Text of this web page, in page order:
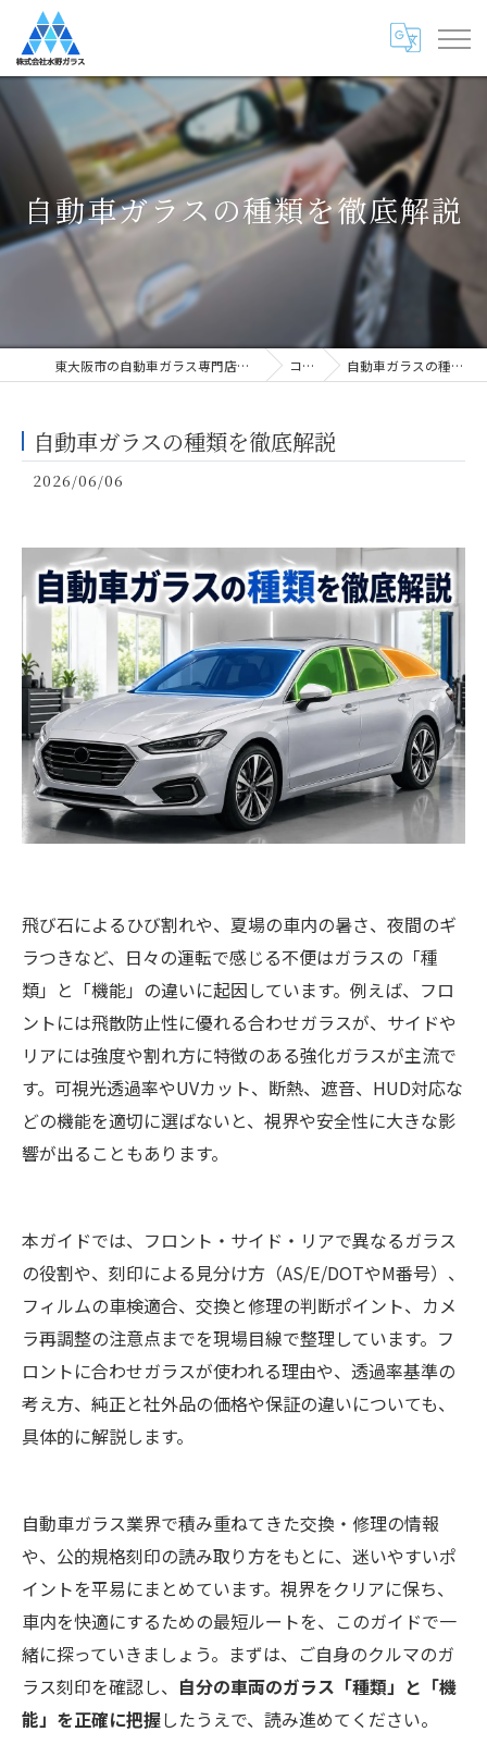
自動車ガラスの種類を徹底解説
東大阪市の自動車ガラス専門店・株式会社水野ガラス コラム 自動車ガラスの種類を徹底解説
自動車ガラスの種類を徹底解説
2026/06/06
飛び石によるひび割れや、夏場の車内の暑さ、夜間のギ
ラつきなど、日々の運転で感じる不便はガラスの「種
類」と「機能」の違いに起因しています。例えば、フロ
ントには飛散防止性に優れる合わせガラスが、サイドや
リアには強度や割れ方に特徴のある強化ガラスが主流で
す。可視光透過率やUVカット、断熱、遮音、HUD対応な
どの機能を適切に選ばないと、視界や安全性に大きな影
響が出ることもあります。
本ガイドでは、フロント・サイド・リアで異なるガラス
の役割や、刻印による見分け方（AS/E/DOTやM番号）、
フィルムの車検適合、交換と修理の判断ポイント、カメ
ラ再調整の注意点までを現場目線で整理しています。フ
ロントに合わせガラスが使われる理由や、透過率基準の
考え方、純正と社外品の価格や保証の違いについても、
具体的に解説します。
自動車ガラス業界で積み重ねてきた交換・修理の情報
や、公的規格刻印の読み取り方をもとに、迷いやすいポ
イントを平易にまとめています。視界をクリアに保ち、
車内を快適にするための最短ルートを、このガイドで一
緒に探っていきましょう。まずは、ご自身のクルマのガ
ラス刻印を確認し、 自分の車両のガラス「種類」と「機
能」を正確に把握したうえで、読み進めてください。